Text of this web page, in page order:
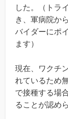
した。（トラ
き、軍病院か
バイダーにポ
ます）
現在、ワクチ
れているため
で接種する場
ることが認め